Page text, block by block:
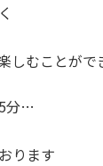
しむことがで
分…
ります